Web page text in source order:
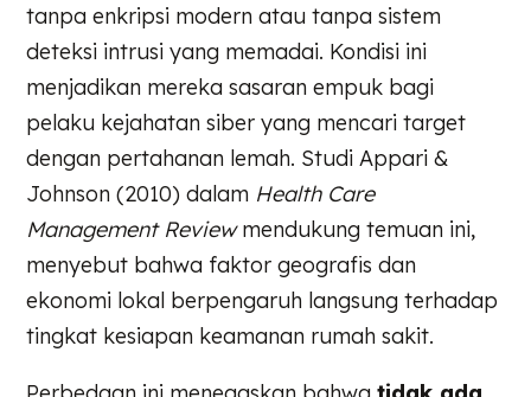
tanpa enkripsi modern atau tanpa sistem
deteksi intrusi yang memadai. Kondisi ini
menjadikan mereka sasaran empuk bagi
pelaku kejahatan siber yang mencari target
dengan pertahanan lemah. Studi Appari &
Johnson (2010) dalam Health Care
Management Reviewmendukung temuan ini,
menyebut bahwa faktor geografis dan
ekonomi lokal berpengaruh langsung terhadap
tingkat kesiapan keamanan rumah sakit.